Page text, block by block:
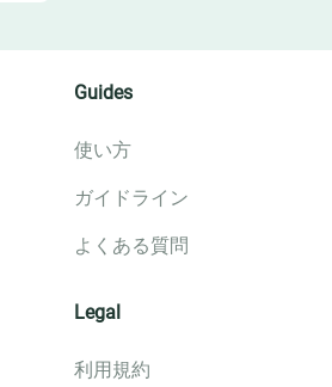
Guides
使い方
ガイドライン
よくある質問
Legal
利用規約